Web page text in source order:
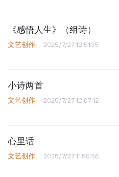
《感悟人生》（组诗）
文艺创作 2025/7/27 12:51:55
小诗两首
文艺创作 2025/7/27 12:07:12
心里话
文艺创作 2025/7/27 11:50:56